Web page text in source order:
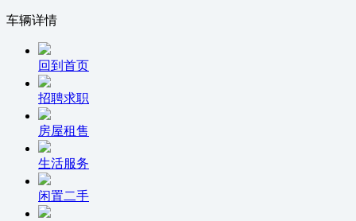
车辆详情
回到首页
招聘求职
房屋租售
生活服务
闲置二手